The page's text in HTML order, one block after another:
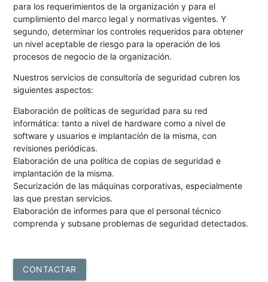
para los requerimientos de la organización y para el
cumplimiento del marco legal y normativas vigentes. Y
segundo, determinar los controles requeridos para obtener
un nivel aceptable de riesgo para la operación de los
procesos de negocio de la organización.
Nuestros servicios de consultoría de seguridad cubren los
siguientes aspectos:
Elaboración de políticas de seguridad para su red
informática: tanto a nivel de hardware como a nivel de
software y usuarios e implantación de la misma, con
revisiones periódicas.
Elaboración de una política de copias de seguridad e
implantación de la misma.
Securización de las máquinas corporativas, especialmente
las que prestan servicios.
Elaboración de informes para que el personal técnico
comprenda y subsane problemas de seguridad detectados.
CONTACTAR